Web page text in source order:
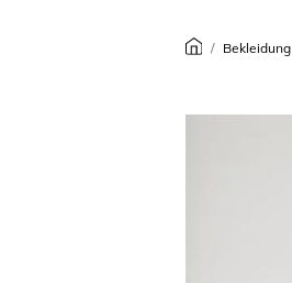
Bekleidung